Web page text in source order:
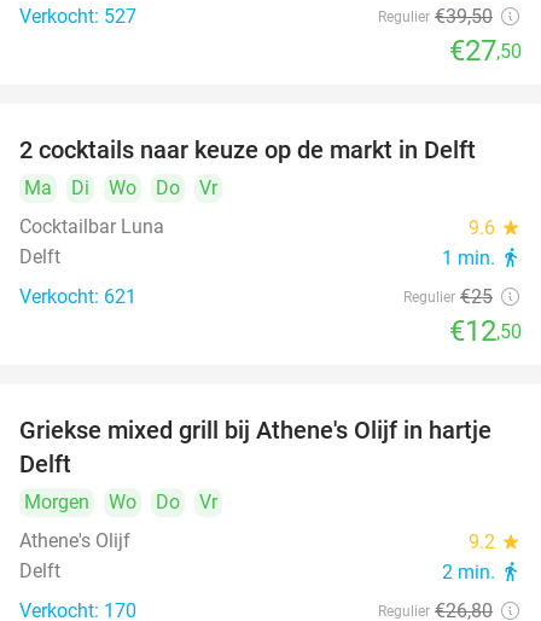
Verkocht: 527 Regulier €39,50
€27,50
50%
2 cocktails naar keuze op de markt in Delft
Ma Di Wo Do
Vr
Cocktailbar Luna
9.6 star
Delft 1 min. directions_walk
Verkocht: 621 Regulier €25
€12,50
26%
Griekse mixed grill bij Athene's Olijf in hartje
Delft
Morgen Wo Do
Vr
Athene's Olijf
9.2 star
Delft 2 min. directions_walk
Verkocht: 170 Regulier €26,80